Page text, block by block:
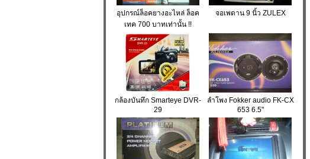
อุปกรณ์ล็อคยางอะไหล่ ล็อค
เทค 700 บาทเท่านั้น !!
จอเพดาน 9 นิ้ว ZULEX
กล้องบันทึก Smarteye DVR-
29
ลำโพง Fokker audio FK-CX
653 6.5"